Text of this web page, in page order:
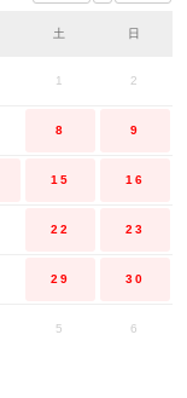
土 日
1 2
8 9
15 16
22 23
29 30
5 6